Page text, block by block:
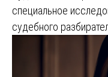
специальное
судебного